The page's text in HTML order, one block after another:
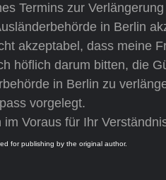
Termins zur
in Berlin
akzeptabel, dass meine
höflich darum bitten, die
in Berlin zu
vorgelegt.
im Voraus für Ihr
for publishing by the original author.